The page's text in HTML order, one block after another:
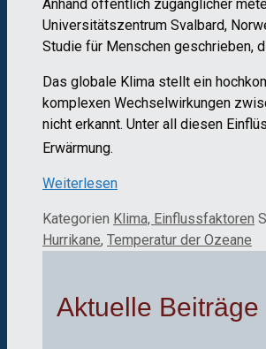
Anhand öffentlich zugänglicher
Universitätszentrum Svalbard,
Studie für Menschen geschrieben,
Das globale Klima stellt ein
komplexen Wechselwirkungen
nicht erkannt. Unter all diesen
Erwärmung.
Weiterlesen
Kategorien Klima, Einflussfaktoren
Hurrikane, Temperatur der Ozeane
Aktuelle Beiträge